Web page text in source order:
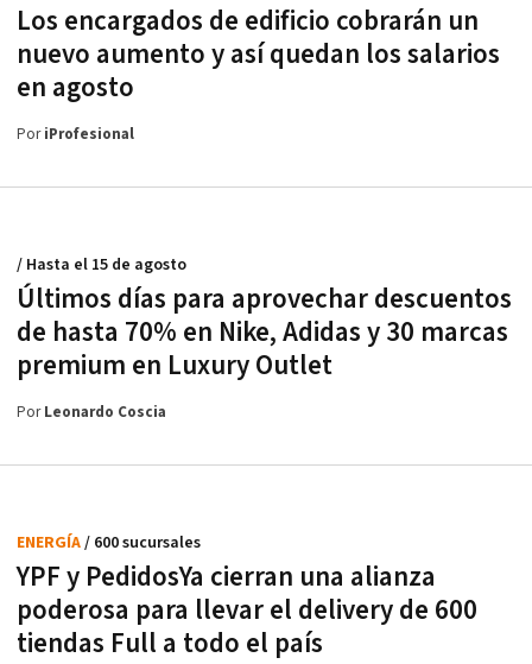
Los encargados de edificio cobrarán un
nuevo aumento y así quedan los salarios
en agosto
PoriProfesional
Últimos días para aprovechar descuentos
de hasta 70% en Nike, Adidas y 30 marcas
premium en Luxury Outlet
/ Hasta el 15 de agosto
PorLeonardo Coscia
YPF y PedidosYa cierran una alianza
poderosa para llevar el delivery de 600
tiendas Full a todo el país
ENERGÍA/ 600 sucursales